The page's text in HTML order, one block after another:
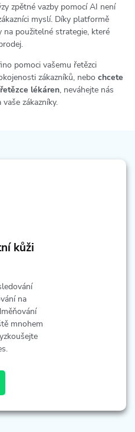
zpětné vazby pomocí AI není
myslí. Díky platformě
použitelné strategie, které
pomoci vašemu řetězci
zákazníků, nebochcete
lékáren, neváhejte nás
zákazníky.
kůži
na
mnohem